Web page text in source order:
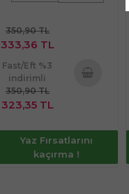
350,90 TL
333,36 TL
Fast/Eft %3
indirimli
350,90 TL
323,35 TL
Yaz Fırsatlarını
kaçırma !